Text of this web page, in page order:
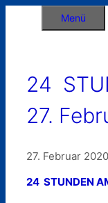
Menü
24
27.
27. Februar 2020
24 STUNDEN